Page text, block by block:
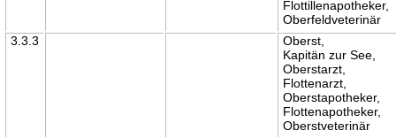
Flottillenapotheker,
Oberfeldveterinär
3.3.3
Oberst,
Kapitän zur See,
Oberstarzt,
Flottenarzt,
Oberstapotheker,
Flottenapotheker,
Oberstveterinär